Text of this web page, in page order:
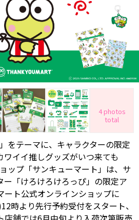
4 photos
total
をテーマに、キャラクターの限定
イイ推しグッズがいつ来ても
ップ「サンキューマート」は、サ
ー「けろけろけろっぴ」の限定ア
ート公式オンラインショップに
時より先行予約受付をスタート、